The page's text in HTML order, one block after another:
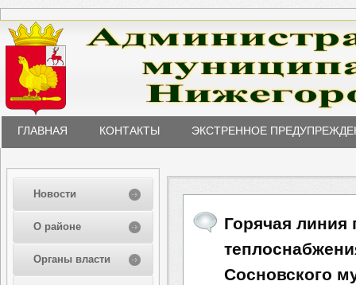
ГЛАВНАЯ КОНТАКТЫ ЭКСТРЕННОЕ
Новости
О районе
Органы власти
Горячая
Сосновского